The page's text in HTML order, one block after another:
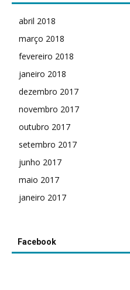
abril 2018
março 2018
fevereiro 2018
janeiro 2018
dezembro 2017
novembro 2017
outubro 2017
setembro 2017
junho 2017
maio 2017
janeiro 2017
Facebook